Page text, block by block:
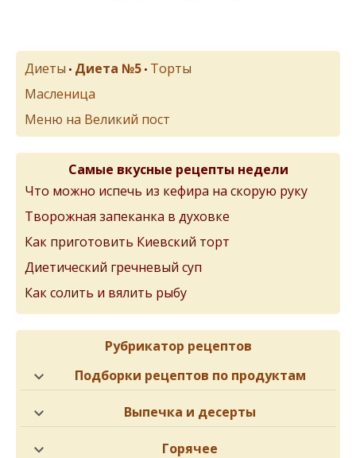
Диеты • Диета №5 • Торты
Масленица
Меню на Великий пост
Самые вкусные рецепты недели
Что можно испечь из кефира на скорую руку
Творожная запеканка в духовке
Как приготовить Киевский торт
Диетический гречневый суп
Как солить и вялить рыбу
Рубрикатор рецептов
Подборки рецептов по продуктам
Выпечка и десерты
Горячее